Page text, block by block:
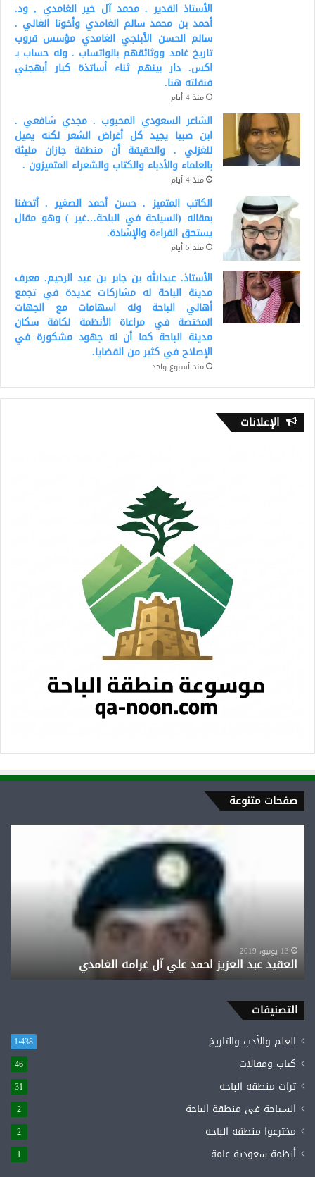
الأستاذ القدير . محمد آل خير الغامدي , ود.
أحمد بن محمد سالم الغامدي وأخونا الغالي .
سالم الحسن الأبلجي الغامدي مؤسس قروب
تاريخ غامد ووثائقهم بالواتساب . وله حساب بـ
اكس. دار بينهم ثناء أساتذة كبار أبهجني
فنقلته هنا.
منذ 4 أيام
الشاعر السعودي المحبوب . مجدي شافعي .
ابن صبيا يجيد كل أغراض الشعر لكنه يميل
للغزلي . والحقيقة أن منطقة جازان مليئة
بالعلماء والأدباء والكتاب والشعراء المتميزون .
منذ 4 أيام
الكاتب المتميز . حسن أحمد الصغير . أتحفنا
بمقاله (السياحة في الباحة…غير ) وهو مقال
يستحق القراءة والإشادة.
منذ 5 أيام
الأستاذ. عبدالله بن جابر بن عبد الرحيم. معرف
مدينة الباحة له مشاركات عديدة في تجمع
أهالي الباحة وله اسهامات مع الجهات
المختصة في مراعاة الأنظمة لكافة سكان
مدينة الباحة كما أن له جهود مشكورة في
الإصلاح في كثير من القضايا.
منذ أسبوع واحد
الإعلانات
صفحات متنوعة
13 يونيو، 2019
العقيد عبد العزيز احمد علي آل غرامه الغامدي
التصنيفات
العلم والأدب والتاريخ 1٬438
كتاب ومقالات 46
تراث منطقة الباحة 31
السياحة في منطقة الباحة 2
مخترعوا منطقة الباحة 2
أنظمة سعودية عامة 1